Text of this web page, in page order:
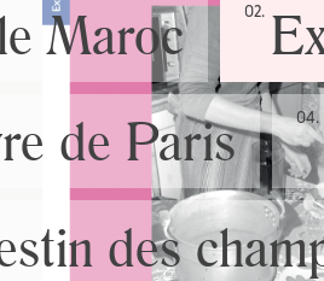
Maroc 02.
de Paris 04.
des
JE M'INSCRIS À LA
Pour recevoir toutes les deux
sélection d’articles …